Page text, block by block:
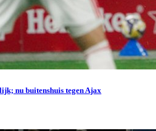
nu buitenshuis tegen Ajax